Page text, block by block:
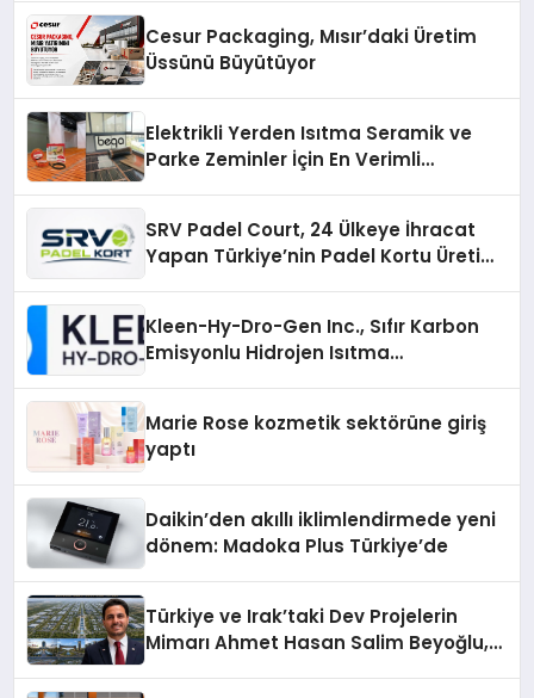
Cesur Packaging, Mısır’daki Üretim
Üssünü Büyütüyor
Elektrikli Yerden Isıtma Seramik ve
Parke Zeminler İçin En Verimli
SRV Padel Court, 24 Ülkeye İhracat
Yapan Türkiye’nin Padel Kortu Üretim
Kleen-Hy-Dro-Gen Inc., Sıfır Karbon
Emisyonlu Hidrojen Isıtma
Marie Rose kozmetik sektörüne giriş
yaptı
Daikin’den akıllı iklimlendirmede yeni
dönem: Madoka Plus Türkiye’de
Türkiye ve Irak’taki Dev Projelerin
Mimarı Ahmet Hasan Salim Beyoğlu,